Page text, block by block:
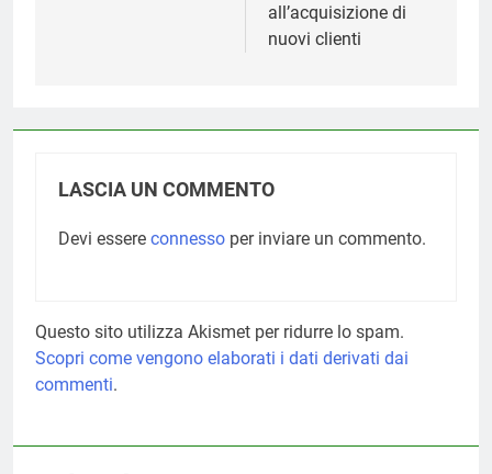
all’acquisizione di
nuovi clienti
LASCIA UN COMMENTO
Devi essere connesso per inviare un commento.
Questo sito utilizza Akismet per ridurre lo spam.
Scopri come vengono elaborati i dati derivati dai
commenti.